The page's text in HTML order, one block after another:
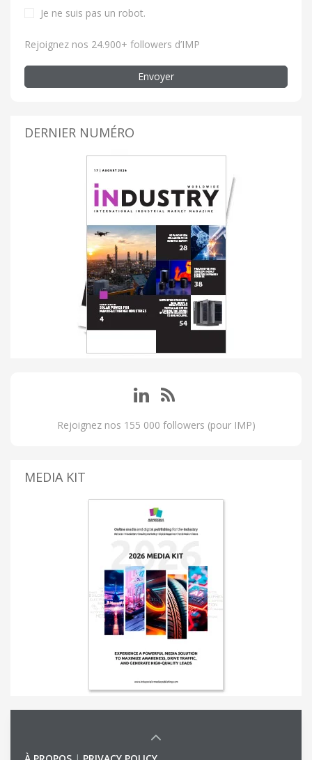
Je ne suis pas un robot.
Rejoignez nos 24.900+ followers d’IMP
Envoyer
DERNIER NUMÉRO
Rejoignez nos 155 000 followers (pour IMP)
MEDIA KIT